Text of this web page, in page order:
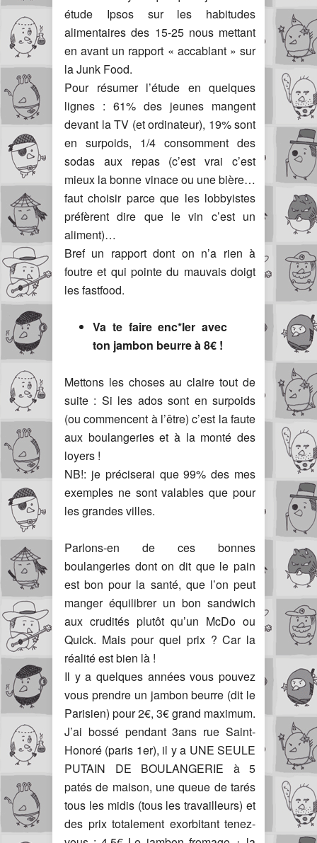
étude Ipsos sur les habitudes
alimentaires des 15-25 nous mettant
en avant un rapport « accablant » sur
la Junk Food.
Pour résumer l’étude en quelques
lignes : 61% des jeunes mangent
devant la TV (et ordinateur), 19% sont
en surpoids, 1/4 consomment des
sodas aux repas (c’est vrai c’est
mieux la bonne vinace ou une bière…
faut choisir parce que les lobbyistes
préfèrent dire que le vin c’est un
aliment)…
Bref un rapport dont on n’a rien à
foutre et qui pointe du mauvais doigt
les fastfood.
Va te faire enc*ler avec
ton jambon beurre à 8€ !
Mettons les choses au claire tout de
suite : Si les ados sont en surpoids
(ou commencent à l’être) c’est la faute
aux boulangeries et à la monté des
loyers !
NB!: je préciserai que 99% des mes
exemples ne sont valables que pour
les grandes villes.
Parlons-en de ces bonnes
boulangeries dont on dit que le pain
est bon pour la santé, que l’on peut
manger équilibrer un bon sandwich
aux crudités plutôt qu’un McDo ou
Quick. Mais pour quel prix ? Car la
réalité est bien là !
Il y a quelques années vous pouvez
vous prendre un jambon beurre (dit le
Parisien) pour 2€, 3€ grand maximum.
J’ai bossé pendant 3ans rue Saint-
Honoré (paris 1er), il y a UNE SEULE
PUTAIN DE BOULANGERIE à 5
patés de maison, une queue de tarés
tous les midis (tous les travailleurs) et
des prix totalement exorbitant tenez-